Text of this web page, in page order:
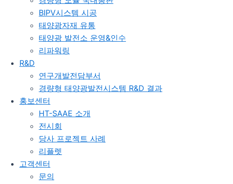
BIPV시스템 시공
태양광자재 유통
태양광 발전소 운영&인수
리파워링
R&D
연구개발전담부서
경량형 태양광발전시스템 R&D 결과
홍보센터
HT-SAAE 소개
전시회
당사 프로젝트 사례
리플렛
고객센터
문의